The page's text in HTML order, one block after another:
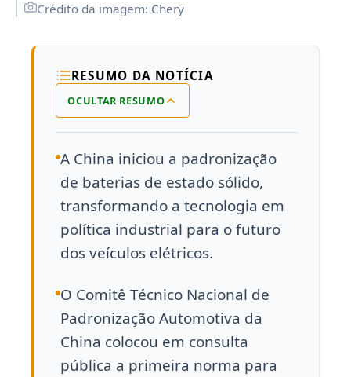
Crédito da imagem: Chery
RESUMO DA NOTÍCIA
OCULTAR RESUMO
A China iniciou a padronização
de baterias de estado sólido,
transformando a tecnologia em
política industrial para o futuro
dos veículos elétricos.
O Comitê Técnico Nacional de
Padronização Automotiva da
China colocou em consulta
pública a primeira norma para